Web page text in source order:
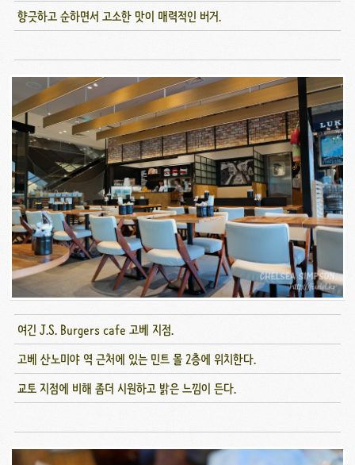
향긋하고 순하면서 고소한 맛이 매력적인 버거.
여긴 J.S. Burgers cafe 고베 지점.
고베 산노미야 역 근처에 있는 민트 몰 2층에 위치한다.
교토 지점에 비해 좀더 시원하고 밝은 느낌이 든다.